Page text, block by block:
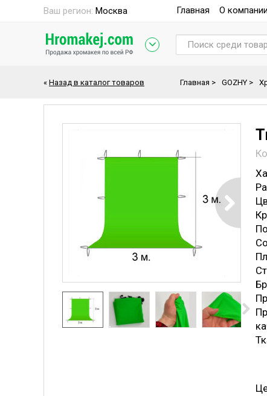
Ваш регион: Москва Главная О компании
« Назад в каталог товаров Главная > GOZHY >